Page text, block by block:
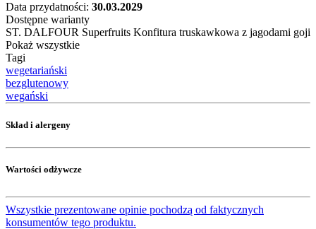
Data przydatności: 30.03.2029
Dostępne warianty
ST. DALFOUR Superfruits Konfitura truskawkowa z jagodami goji
Pokaż wszystkie
Tagi
wegetariański
bezglutenowy
wegański
Skład i alergeny
Wartości odżywcze
Wszystkie prezentowane opinie pochodzą od faktycznych
konsumentów tego produktu.